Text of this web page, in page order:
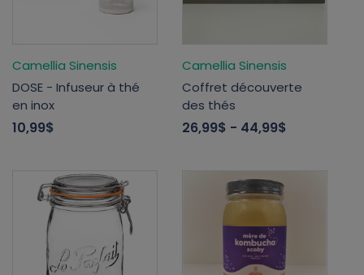
Camellia Sinensis
DOSE - Infuseur à thé
en inox
10,99$
Camellia Sinensis
Coffret découverte
des thés
26,99$ - 44,99$